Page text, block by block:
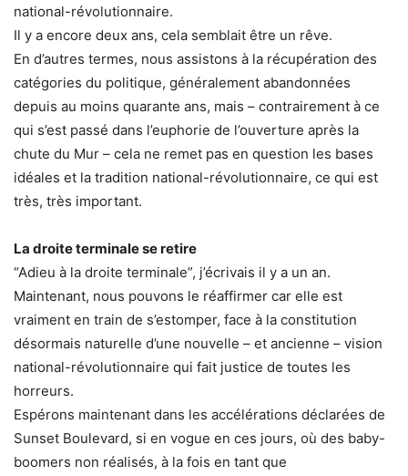
national-révolutionnaire.
Il y a encore deux ans, cela semblait être un rêve.
En d’autres termes, nous assistons à la récupération des
catégories du politique, généralement abandonnées
depuis au moins quarante ans, mais – contrairement à ce
qui s’est passé dans l’euphorie de l’ouverture après la
chute du Mur – cela ne remet pas en question les bases
idéales et la tradition national-révolutionnaire, ce qui est
très, très important.
La droite terminale se retire
“Adieu à la droite terminale”, j’écrivais il y a un an.
Maintenant, nous pouvons le réaffirmer car elle est
vraiment en train de s’estomper, face à la constitution
désormais naturelle d’une nouvelle – et ancienne – vision
national-révolutionnaire qui fait justice de toutes les
horreurs.
Espérons maintenant dans les accélérations déclarées de
Sunset Boulevard, si en vogue en ces jours, où des baby-
boomers non réalisés, à la fois en tant que